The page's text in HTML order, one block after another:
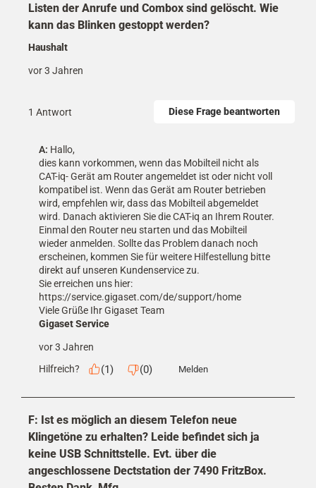
Listen der Anrufe und Combox sind gelöscht. Wie
kann das Blinken gestoppt werden?
Haushalt
vor 3 Jahren
1 Antwort Diese Frage beantworten
A: Hallo,
dies kann vorkommen, wenn das Mobilteil nicht als
CAT-iq- Gerät am Router angemeldet ist oder nicht voll
kompatibel ist. Wenn das Gerät am Router betrieben
wird, empfehlen wir, dass das Mobilteil abgemeldet
wird. Danach aktivieren Sie die CAT-iq an Ihrem Router.
Einmal den Router neu starten und das Mobilteil
wieder anmelden. Sollte das Problem danach noch
erscheinen, kommen Sie für weitere Hilfestellung bitte
direkt auf unseren Kundenservice zu.
Sie erreichen uns hier:
https://service.gigaset.com/de/support/home
Viele Grüße Ihr Gigaset Team
Gigaset Service
vor 3 Jahren
Hilfreich?
(1) (0) Melden
F: Ist es möglich an diesem Telefon neue
Klingetöne zu erhalten? Leide befindet sich ja
keine USB Schnittstelle. Evt. über die
angeschlossene Dectstation der 7490 FritzBox.